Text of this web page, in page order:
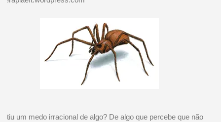
um medo irracional de algo? De algo que percebe que não